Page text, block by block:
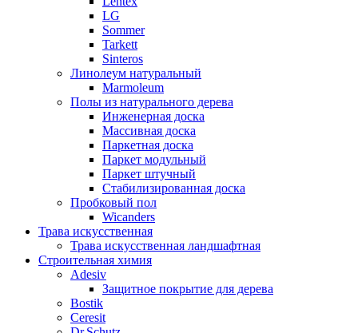
LG
Sommer
Tarkett
Sinteros
Линолеум натуральный
Marmoleum
Полы из натурального дерева
Инженерная доска
Массивная доска
Паркетная доска
Паркет модульный
Паркет штучный
Стабилизированная доска
Пробковый пол
Wicanders
Трава искусственная
Трава искусственная ландшафтная
Строительная химия
Adesiv
Защитное покрытие для дерева
Bostik
Ceresit